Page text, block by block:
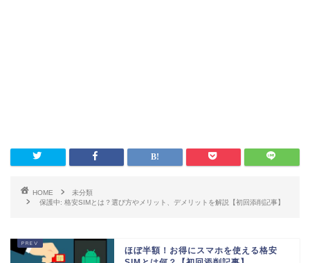
HOME
未分類
保護中: 格安SIMとは？選び方やメリット、デメリットを解説【初回添削記事】
ほぼ半額！お得にスマホを使える格安